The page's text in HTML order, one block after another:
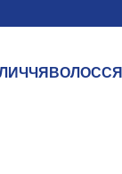
ВОЛОССЯ